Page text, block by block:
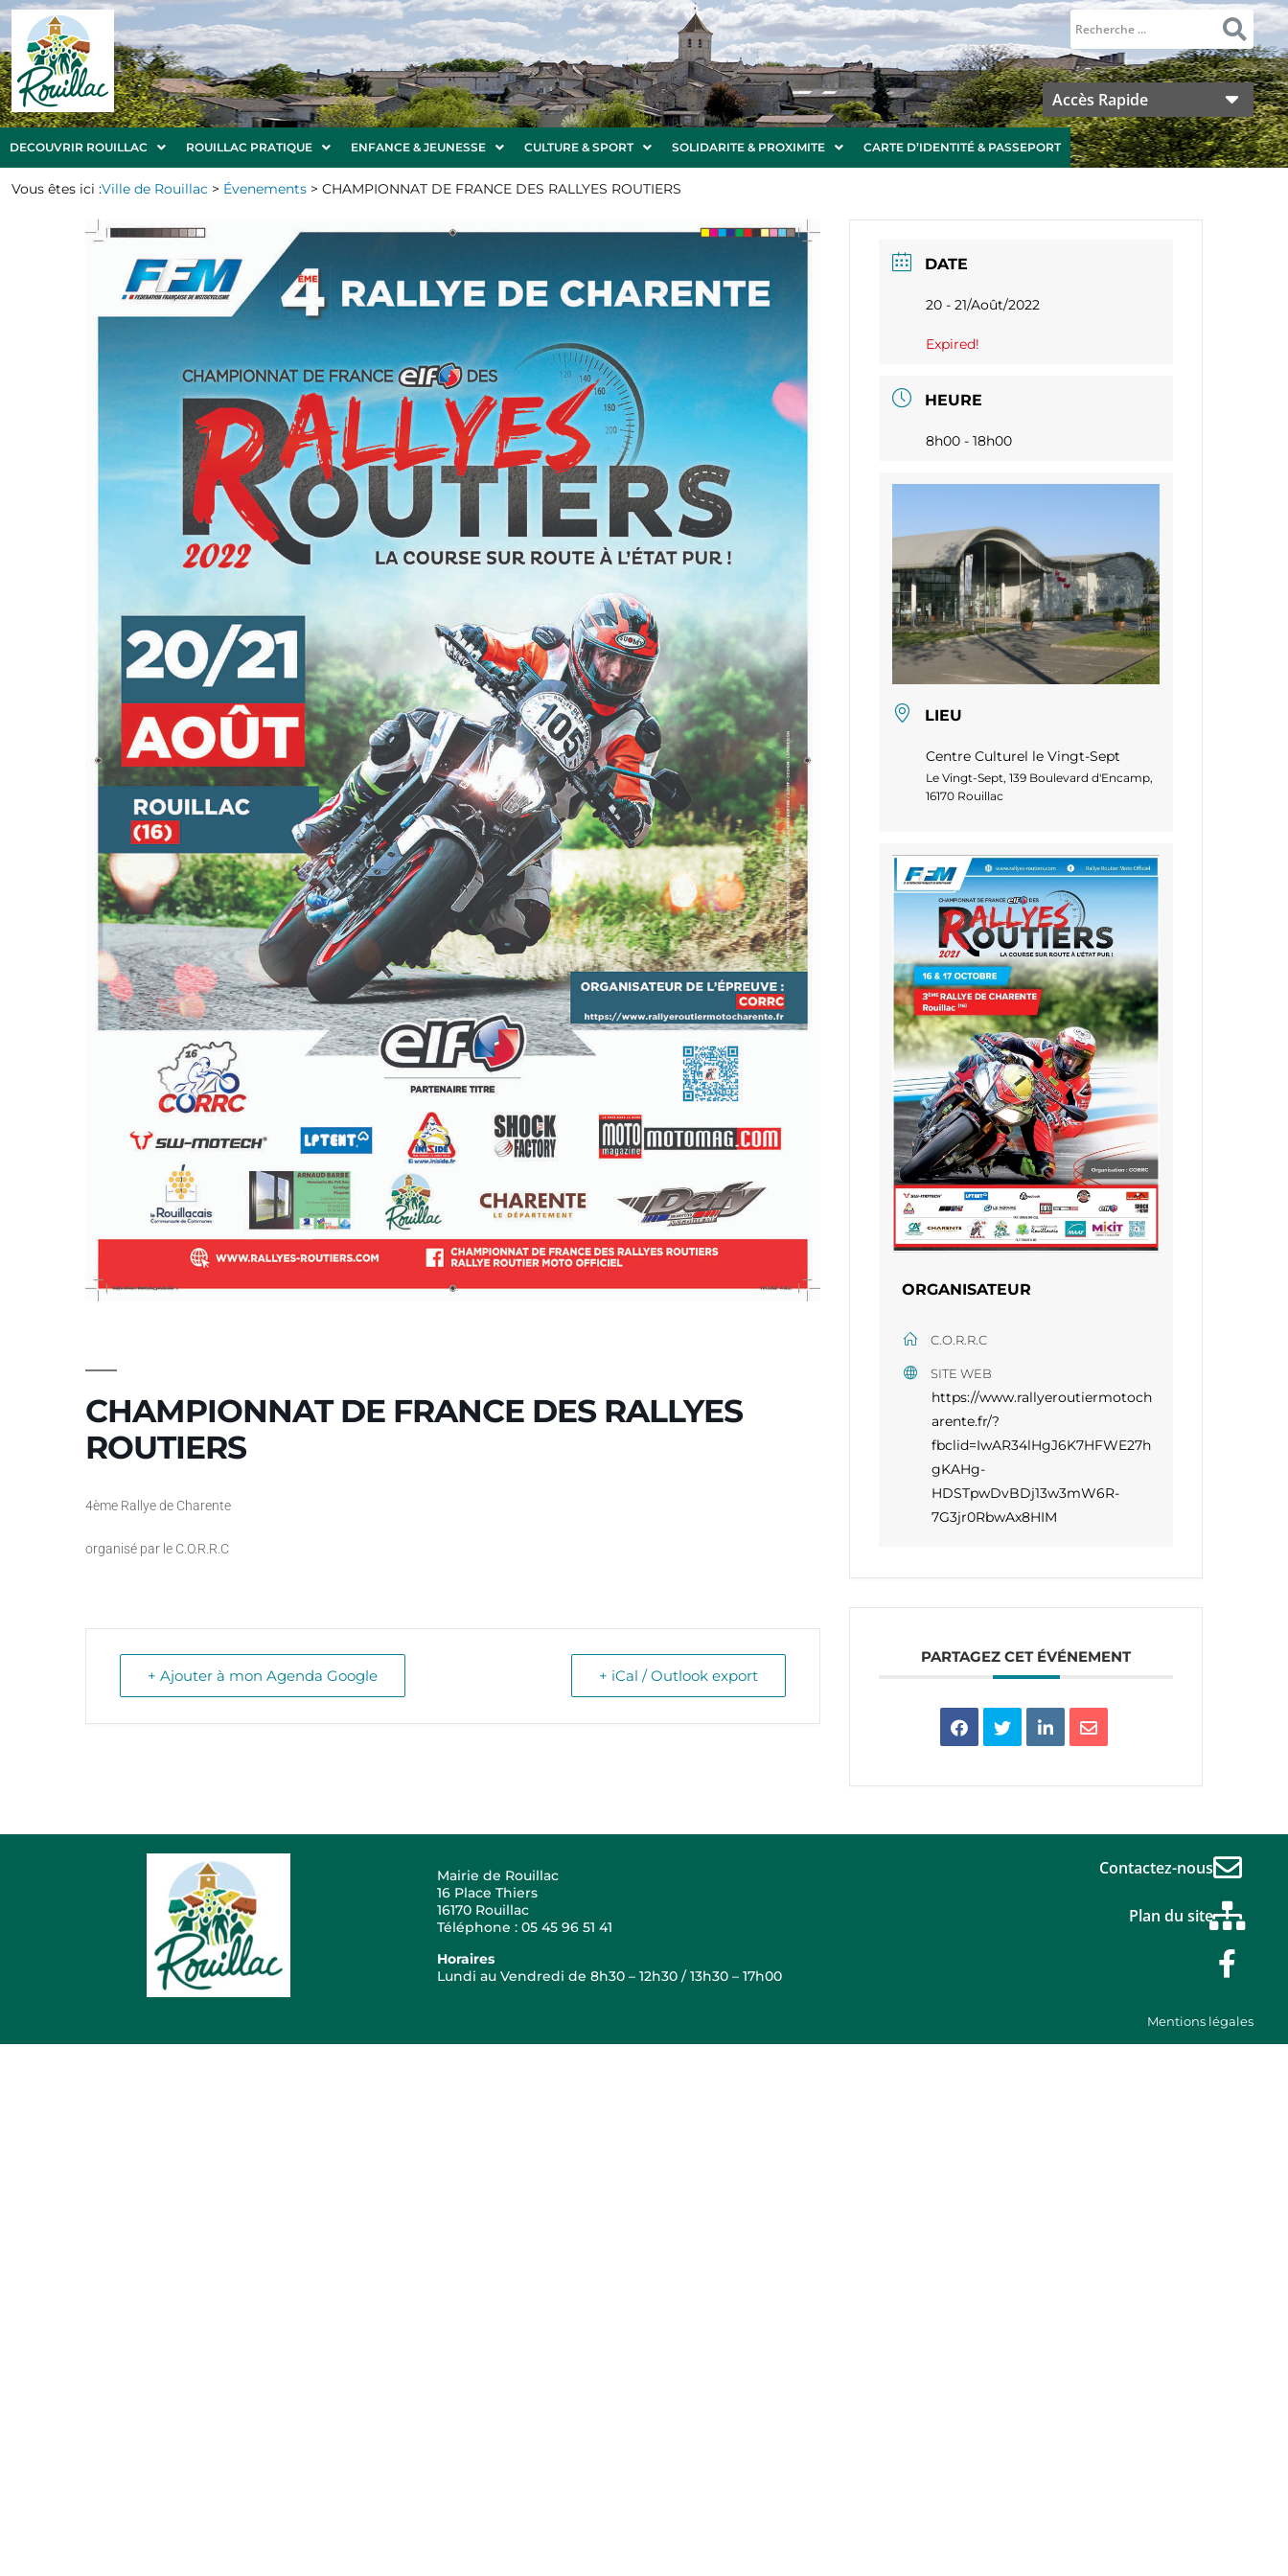
Accès Rapide
DECOUVRIR ROUILLAC ROUILLAC PRATIQUE ENFANCE & JEUNESSE CULTURE & SPORT SOLIDARITE & PROXIMITE CARTE D’IDENTITÉ & PASSEPORT
Vous êtes ici :Ville de Rouillac > Évenements > CHAMPIONNAT DE FRANCE DES RALLYES ROUTIERS
CHAMPIONNAT DE FRANCE DES RALLYES
ROUTIERS
4ème Rallye de Charente
organisé par le C.O.R.R.C
+ Ajouter à mon Agenda Google + iCal / Outlook export
DATE
20 - 21/Août/2022
Expired!
HEURE
8h00 - 18h00
LIEU
Centre Culturel le Vingt-Sept
Le Vingt-Sept, 139 Boulevard d'Encamp,
16170 Rouillac
ORGANISATEUR
C.O.R.R.C
SITE WEB
https://www.rallyeroutiermotoch
arente.fr/?
fbclid=IwAR34lHgJ6K7HFWE27h
gKAHg-
HDSTpwDvBDj13w3mW6R-
7G3jr0RbwAx8HIM
PARTAGEZ CET ÉVÉNEMENT
Mairie de Rouillac
16 Place Thiers
16170 Rouillac
Téléphone : 05 45 96 51 41
Horaires
Lundi au Vendredi de 8h30 – 12h30 / 13h30 – 17h00
Contactez-nous
Plan du site
Mentions légales